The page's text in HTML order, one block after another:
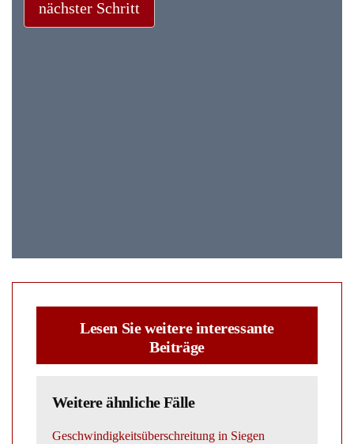
Lesen Sie weitere interessante
Beiträge
Weitere ähnliche Fälle
Geschwindigkeitsüberschreitung in Siegen